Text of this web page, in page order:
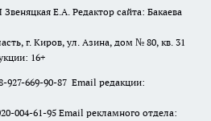
Е.А. Редактор сайта: Бакаева
г. Киров, ул. Азина, дом № 80, кв. 31
16+
927-669-90-87 Email редакции:
004-61-95 Email рекламного отдела: